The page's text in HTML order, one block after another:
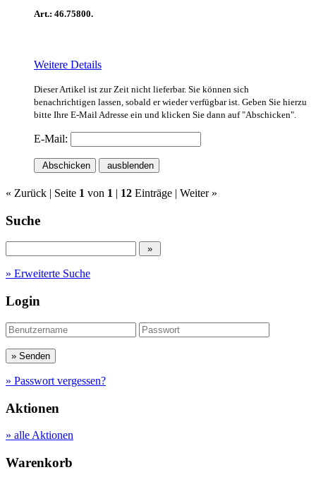
Art.: 46.75800.
Weitere Details
Dieser Artikel ist zur Zeit nicht lieferbar. Sie können sich
benachrichtigen lassen, sobald er wieder verfügbar ist. Geben Sie hierzu
bitte Ihre E-Mail Adresse ein und klicken Sie dann auf "Abschicken".
E-Mail:
Abschicken ausblenden
« Zurück | Seite 1 von 1 | 12 Einträge | Weiter »
Suche
» Erweiterte Suche
Login
» Passwort vergessen?
Aktionen
» alle Aktionen
Warenkorb